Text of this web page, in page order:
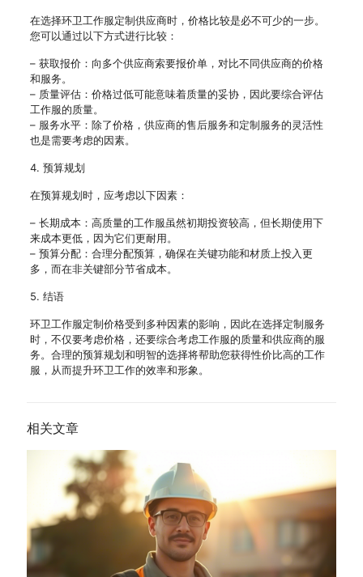
在选择环卫工作服定制供应商时，价格比较是必不可少的一步。
您可以通过以下方式进行比较：
– 获取报价：向多个供应商索要报价单，对比不同供应商的价格
和服务。
– 质量评估：价格过低可能意味着质量的妥协，因此要综合评估
工作服的质量。
– 服务水平：除了价格，供应商的售后服务和定制服务的灵活性
也是需要考虑的因素。
4. 预算规划
在预算规划时，应考虑以下因素：
– 长期成本：高质量的工作服虽然初期投资较高，但长期使用下
来成本更低，因为它们更耐用。
– 预算分配：合理分配预算，确保在关键功能和材质上投入更
多，而在非关键部分节省成本。
5. 结语
环卫工作服定制价格受到多种因素的影响，因此在选择定制服务
时，不仅要考虑价格，还要综合考虑工作服的质量和供应商的服
务。合理的预算规划和明智的选择将帮助您获得性价比高的工作
服，从而提升环卫工作的效率和形象。
相关文章